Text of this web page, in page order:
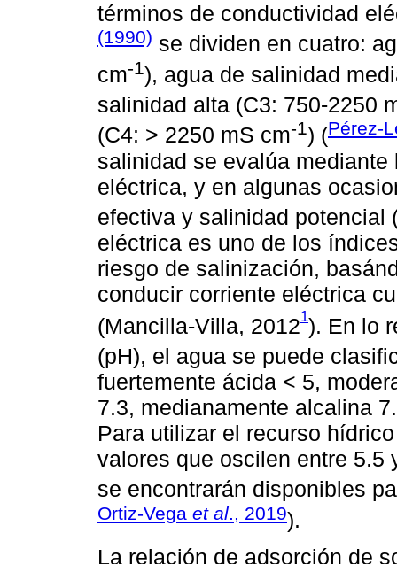
términos de conductividad
(1990) se dividen en cuatro:
cm‑1), agua de salinidad
salinidad alta (C3: 750-2250
(C4: > 2250 mS cm-1) (Pérez-
salinidad se evalúa
eléctrica, y en algunas
efectiva y salinidad potencial
eléctrica es uno de los
riesgo de salinización,
conducir corriente eléctrica
(Mancilla-Villa, 20121). En lo
(pH), el agua se puede
fuertemente ácida < 5,
7.3, medianamente alcalina
Para utilizar el recurso
valores que oscilen entre 5.5
se encontrarán disponibles
Ortiz-Vega et al ., 2019).
La relación de adsorción de